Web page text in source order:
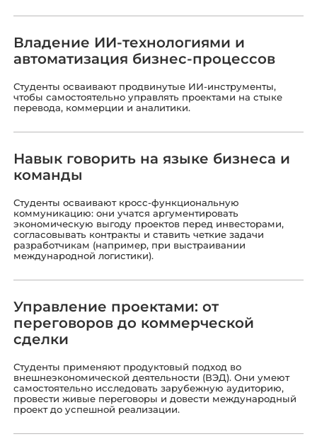
Владение ИИ-технологиями и
автоматизация бизнес-процессов
Студенты осваивают продвинутые ИИ-инструменты,
чтобы самостоятельно управлять проектами на стыке
перевода, коммерции и аналитики.
Навык говорить на языке бизнеса и
команды
Студенты осваивают кросс-функциональную
коммуникацию: они учатся аргументировать
экономическую выгоду проектов перед инвесторами,
согласовывать контракты и ставить четкие задачи
разработчикам (например, при выстраивании
международной логистики).
Управление проектами: от
переговоров до коммерческой
сделки
Студенты применяют продуктовый подход во
внешнеэкономической деятельности (ВЭД). Они умеют
самостоятельно исследовать зарубежную аудиторию,
провести живые переговоры и довести международный
проект до успешной реализации.